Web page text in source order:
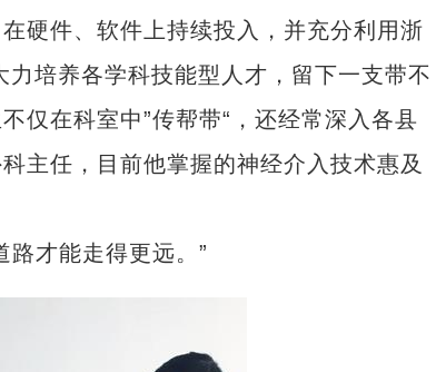
件、软件上持续投入，并充分利用浙
培养各学科技能型人才，留下一支带不
仅在科室中”传帮带“，还经常深入各县
主任，目前他掌握的神经介入技术惠及
才能走得更远。”